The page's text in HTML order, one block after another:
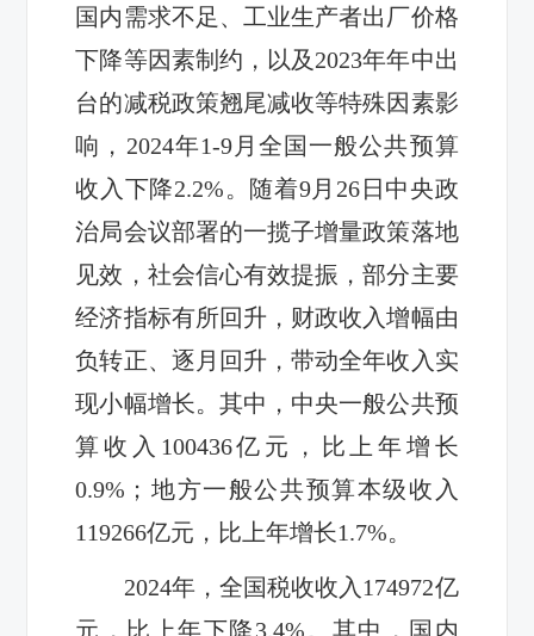
国内需求不足、工业生产者出厂价格
下降等因素制约，以及2023年年中出
台的减税政策翘尾减收等特殊因素影
响，2024年1-9月全国一般公共预算
收入下降2.2%。随着9月26日中央政
治局会议部署的一揽子增量政策落地
见效，社会信心有效提振，部分主要
经济指标有所回升，财政收入增幅由
负转正、逐月回升 ，带动全年收入实
现小幅增长。其中，中央一般公共预
算收入100436亿元，比上年增长
0.9%；地方一般公共预算本级收入
119266亿元，比上年增长1.7%。
2024年，全国税收收入174972亿
元，比上年下降3.4%。其中，国内